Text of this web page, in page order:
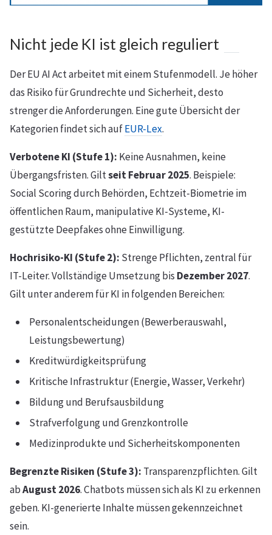
Nicht jede KI ist gleich reguliert
Der EU AI Act arbeitet mit einem Stufenmodell. Je höher
das Risiko für Grundrechte und Sicherheit, desto
strenger die Anforderungen. Eine gute Übersicht der
Kategorien findet sich aufEUR-Lex.
Verbotene KI (Stufe 1): Keine Ausnahmen, keine
Übergangsfristen. Giltseit Februar 2025. Beispiele:
Social Scoring durch Behörden, Echtzeit-Biometrie im
öffentlichen Raum, manipulative KI-Systeme, KI-
gestützte Deepfakes ohne Einwilligung.
Hochrisiko-KI (Stufe 2): Strenge Pflichten, zentral für
IT-Leiter. Vollständige Umsetzung bis Dezember 2027.
Gilt unter anderem für KI in folgenden Bereichen:
Personalentscheidungen (Bewerberauswahl,
Leistungsbewertung)
Kreditwürdigkeitsprüfung
Kritische Infrastruktur (Energie, Wasser, Verkehr)
Bildung und Berufsausbildung
Strafverfolgung und Grenzkontrolle
Medizinprodukte und Sicherheitskomponenten
Begrenzte Risiken (Stufe 3): Transparenzpflichten. Gilt
abAugust 2026. Chatbots müssen sich als KI zu erkennen
geben. KI-generierte Inhalte müssen gekennzeichnet
sein.